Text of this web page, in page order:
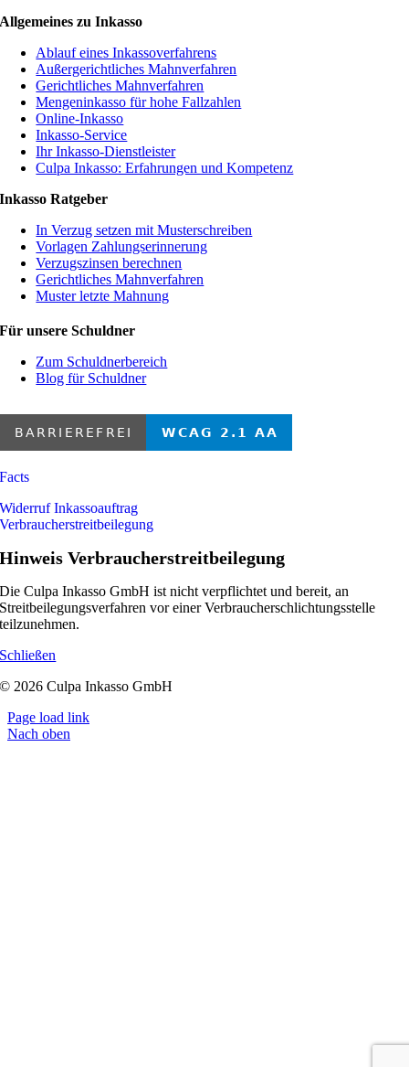
Allgemeines zu Inkasso
Ablauf eines Inkassoverfahrens
Außergerichtliches Mahnverfahren
Gerichtliches Mahnverfahren
Mengeninkasso für hohe Fallzahlen
Online-Inkasso
Inkasso-Service
Ihr Inkasso-Dienstleister
Culpa Inkasso: Erfahrungen und Kompetenz
Inkasso Ratgeber
In Verzug setzen mit Musterschreiben
Vorlagen Zahlungserinnerung
Verzugszinsen berechnen
Gerichtliches Mahnverfahren
Muster letzte Mahnung
Für unsere Schuldner
Zum Schuldnerbereich
Blog für Schuldner
Facts
Widerruf Inkassoauftrag
Verbraucherstreitbeilegung
Hinweis Verbraucherstreitbeilegung
Die Culpa Inkasso GmbH ist nicht verpflichtet und bereit, an
Streitbeilegungsverfahren vor einer Verbraucherschlichtungsstelle
teilzunehmen.
Schließen
© 2026 Culpa Inkasso GmbH
Page load link
Nach oben